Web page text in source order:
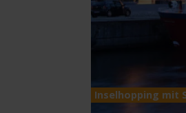
Inselhopping mit
Previous